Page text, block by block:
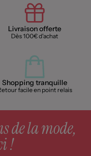
Livraison offerte
Dès 100€ d'achat
Shopping tranquille
facile en point relais
de la mode,
!